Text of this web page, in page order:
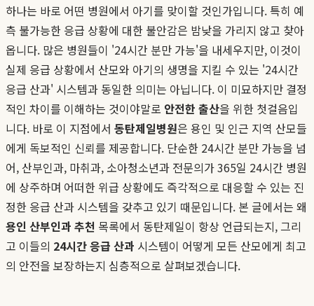
하나는 바로 어떤 병원에서 아기를 맞이할 것인가입니다. 특히 예
측 불가능한 응급 상황에 대한 불안감은 밤낮을 가리지 않고 찾아
옵니다. 많은 병원들이 '24시간 분만 가능'을 내세우지만, 이것이
실제 응급 상황에서 산모와 아기의 생명을 지킬 수 있는 '24시간
응급 산과' 시스템과 동일한 의미는 아닙니다. 이 미묘하지만 결정
적인 차이를 이해하는 것이야말로 안전한 출산을 위한 첫걸음입
니다. 바로 이 지점에서 동탄제일병원은 용인 및 인근 지역 산모들
에게 독보적인 신뢰를 제공합니다. 단순한 24시간 분만 가능을 넘
어, 산부인과, 마취과, 소아청소년과 전문의가 365일 24시간 병원
에 상주하며 어떠한 위급 상황에도 즉각적으로 대응할 수 있는 진
정한 응급 산과 시스템을 갖추고 있기 때문입니다. 본 글에서는 왜
용인 산부인과 추천 목록에서 동탄제일이 항상 언급되는지, 그리
고 이들의 24시간 응급 산과 시스템이 어떻게 모든 산모에게 최고
의 안전을 보장하는지 심층적으로 살펴보겠습니다.